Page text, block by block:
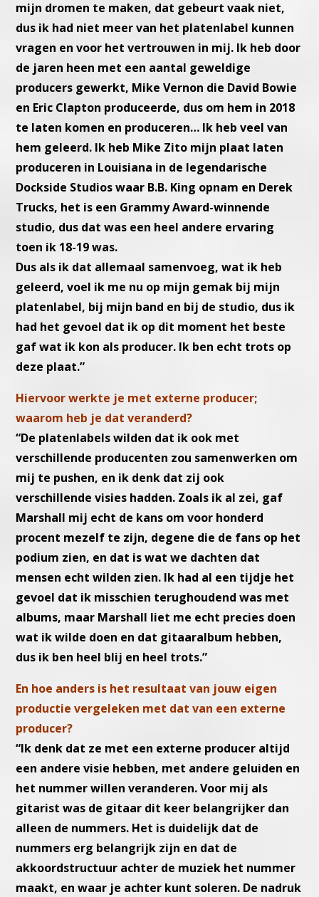
mijn dromen te maken, dat gebeurt vaak niet,
dus ik had niet meer van het platenlabel kunnen
vragen en voor het vertrouwen in mij. Ik heb door
de jaren heen met een aantal geweldige
producers gewerkt, Mike Vernon die David Bowie
en Eric Clapton produceerde, dus om hem in 2018
te laten komen en produceren… Ik heb veel van
hem geleerd. Ik heb Mike Zito mijn plaat laten
produceren in Louisiana in de legendarische
Dockside Studios waar B.B. King opnam en Derek
Trucks, het is een Grammy Award-winnende
studio, dus dat was een heel andere ervaring
toen ik 18-19 was.
Dus als ik dat allemaal samenvoeg, wat ik heb
geleerd, voel ik me nu op mijn gemak bij mijn
platenlabel, bij mijn band en bij de studio, dus ik
had het gevoel dat ik op dit moment het beste
gaf wat ik kon als producer. Ik ben echt trots op
deze plaat.”
Hiervoor werkte je met externe producer;
waarom heb je dat veranderd?
“De platenlabels wilden dat ik ook met
verschillende producenten zou samenwerken om
mij te pushen, en ik denk dat zij ook
verschillende visies hadden. Zoals ik al zei, gaf
Marshall mij echt de kans om voor honderd
procent mezelf te zijn, degene die de fans op het
podium zien, en dat is wat we dachten dat
mensen echt wilden zien. Ik had al een tijdje het
gevoel dat ik misschien terughoudend was met
albums, maar Marshall liet me echt precies doen
wat ik wilde doen en dat gitaaralbum hebben,
dus ik ben heel blij en heel trots.”
En hoe anders is het resultaat van jouw eigen
productie vergeleken met dat van een externe
producer?
“Ik denk dat ze met een externe producer altijd
een andere visie hebben, met andere geluiden en
het nummer willen veranderen. Voor mij als
gitarist was de gitaar dit keer belangrijker dan
alleen de nummers. Het is duidelijk dat de
nummers erg belangrijk zijn en dat de
akkoordstructuur achter de muziek het nummer
maakt, en waar je achter kunt soleren. De nadruk